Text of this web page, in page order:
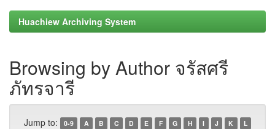
Huachiew Archiving System
Browsing by Author จรัสศรี
ภัทรจารี
Jump to: 0-9 A B C D E F G H I J K
L